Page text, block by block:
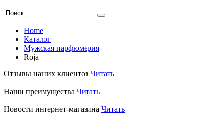
Home
Каталог
Мужская парфюмерия
Roja
Отзывы наших клиентов Читать
Наши преимущества Читать
Новости интернет-магазина Читать